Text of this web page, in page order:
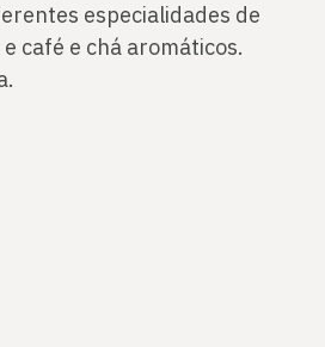
especialidades de
café e chá aromáticos.